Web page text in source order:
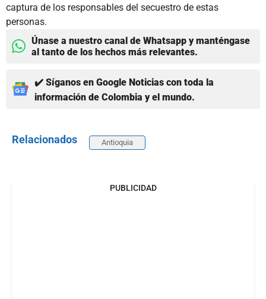
captura de los responsables del secuestro de estas
personas.
Únase a nuestro canal de Whatsapp y manténgase
al tanto de los hechos más relevantes.
✔️ Síganos en Google Noticias con toda la
información de Colombia y el mundo.
Relacionados Antioquia
PUBLICIDAD